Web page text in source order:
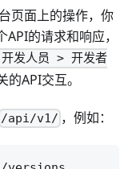
页面上的操作，你
的请求和响应，
发人员 > 开发者
API交互。
/api/v1/ ，例如：